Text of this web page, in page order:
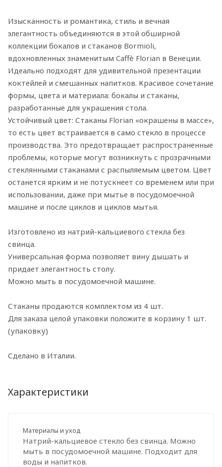
Изысканность и романтика, стиль и вечная
элегантность объединяются в этой обширной
коллекции бокалов и стаканов Bormioli,
вдохновленных знаменитым Caffè Florian в Венеции.
Идеально подходят для удивительной презентации
коктейлей и смешанных напитков. Красивое сочетание
формы, цвета и материала: бокалы и стаканы,
разработанные для украшения стола.
Устойчивый цвет: Стаканы Florian «окрашены в массе»,
то есть цвет встраивается в само стекло в процессе
производства. Это предотвращает распространенные
проблемы, которые могут возникнуть с прозрачными
стеклянными стаканами с распыляемым цветом. Цвет
останется ярким и не потускнеет со временем или при
использовании, даже при мытье в посудомоечной
машине и после циклов и циклов мытья.
Изготовлено из натрий-кальциевого стекла без
свинца.
Универсальная форма позволяет вину дышать и
придает элегантность столу.
Можно мыть в посудомоечной машине.
Стаканы продаются комплектом из 4 шт.
Для заказа целой упаковки положите в корзину 1 шт.
(упаковку)
Сделано в Италии.
Характеристики
Материалы и уход
Натрий-кальциевое стекло без свинца. Можно
мыть в посудомоечной машине. Подходит для
воды и напитков.